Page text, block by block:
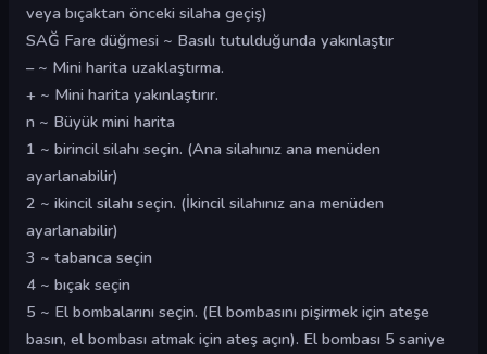
veya bıçaktan önceki silaha geçiş)
SAĞ Fare düğmesi ~ Basılı tutulduğunda yakınlaştır
– ~ Mini harita uzaklaştırma.
+ ~ Mini harita yakınlaştırır.
n ~ Büyük mini harita
1 ~ birincil silahı seçin. (Ana silahınız ana menüden
ayarlanabilir)
2 ~ ikincil silahı seçin. (İkincil silahınız ana menüden
ayarlanabilir)
3 ~ tabanca seçin
4 ~ bıçak seçin
5 ~ El bombalarını seçin. (El bombasını pişirmek için ateşe
basın, el bombası atmak için ateş açın). El bombası 5 saniye